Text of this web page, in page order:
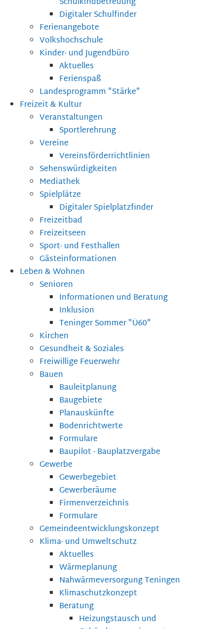
Digitaler Schulfinder
Ferienangebote
Volkshochschule
Kinder- und Jugendbüro
Aktuelles
Ferienspaß
Landesprogramm "Stärke"
Freizeit & Kultur
Veranstaltungen
Sportlerehrung
Vereine
Vereinsförderrichtlinien
Sehenswürdigkeiten
Mediathek
Spielplätze
Digitaler Spielplatzfinder
Freizeitbad
Freizeitseen
Sport- und Festhallen
Gästeinformationen
Leben & Wohnen
Senioren
Informationen und Beratung
Inklusion
Teninger Sommer "Ü60"
Kirchen
Gesundheit & Soziales
Freiwillige Feuerwehr
Bauen
Bauleitplanung
Baugebiete
Planauskünfte
Bodenrichtwerte
Formulare
Baupilot - Bauplatzvergabe
Gewerbe
Gewerbegebiet
Gewerberäume
Firmenverzeichnis
Formulare
Gemeindeentwicklungskonzept
Klima- und Umweltschutz
Aktuelles
Wärmeplanung
Nahwärmeversorgung Teningen
Klimaschutzkonzept
Beratung
Heizungstausch und